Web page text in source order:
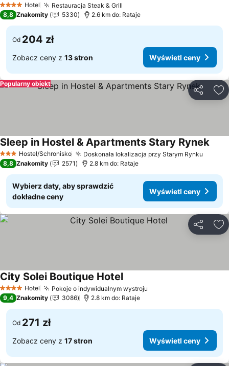
4 KategoriaHotel Restauracja Steak & Grill
8,8 Znakomity 5330 2.6 km do: Rataje
Od 204 zł
Zobacz ceny z 13 stron Wyświetl ceny
Popularny obiekt
3 KategoriaHostel/Schronisko Doskonała lokalizacja przy Starym Rynku
Sleep in Hostel & Apartments Stary Rynek
8,8 Znakomity 2571 2.8 km do: Rataje
Wybierz daty, aby sprawdzić
dokładne ceny
Wyświetl ceny
4 KategoriaHotel Pokoje o indywidualnym wystroju
City Solei Boutique HotelWyświetl ceny
9,4 Znakomity 3086 2.8 km do: Rataje
Od 271 zł
Zobacz ceny z 17 stron Wyświetl ceny